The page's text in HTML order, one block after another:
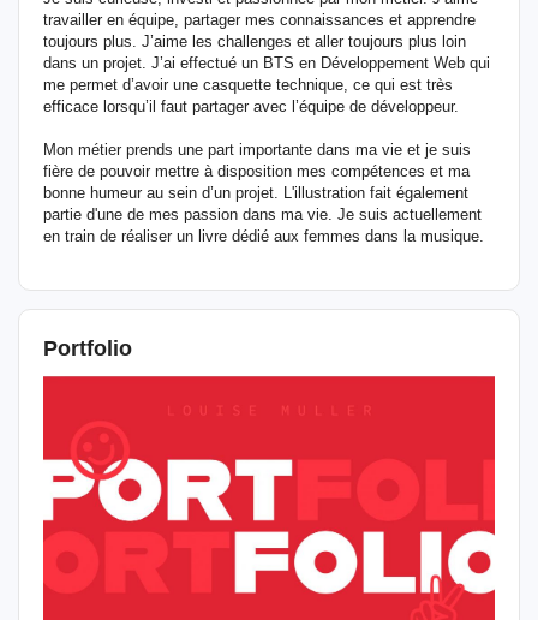
travailler en équipe, partager mes connaissances et apprendre
toujours plus. J’aime les challenges et aller toujours plus loin
dans un projet. J’ai effectué un BTS en Développement Web qui
me permet d’avoir une casquette technique, ce qui est très
efficace lorsqu’il faut partager avec l’équipe de développeur.
Mon métier prends une part importante dans ma vie et je suis
fière de pouvoir mettre à disposition mes compétences et ma
bonne humeur au sein d’un projet. L'illustration fait également
partie d'une de mes passion dans ma vie. Je suis actuellement
en train de réaliser un livre dédié aux femmes dans la musique.
Portfolio